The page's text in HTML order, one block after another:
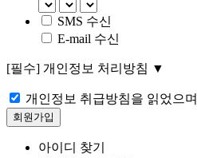
SMS 수신
E-mail 수신
[필수] 개인정보 처리방침 ▼
개인정보 취급방침을 읽었으
아이디 찾기